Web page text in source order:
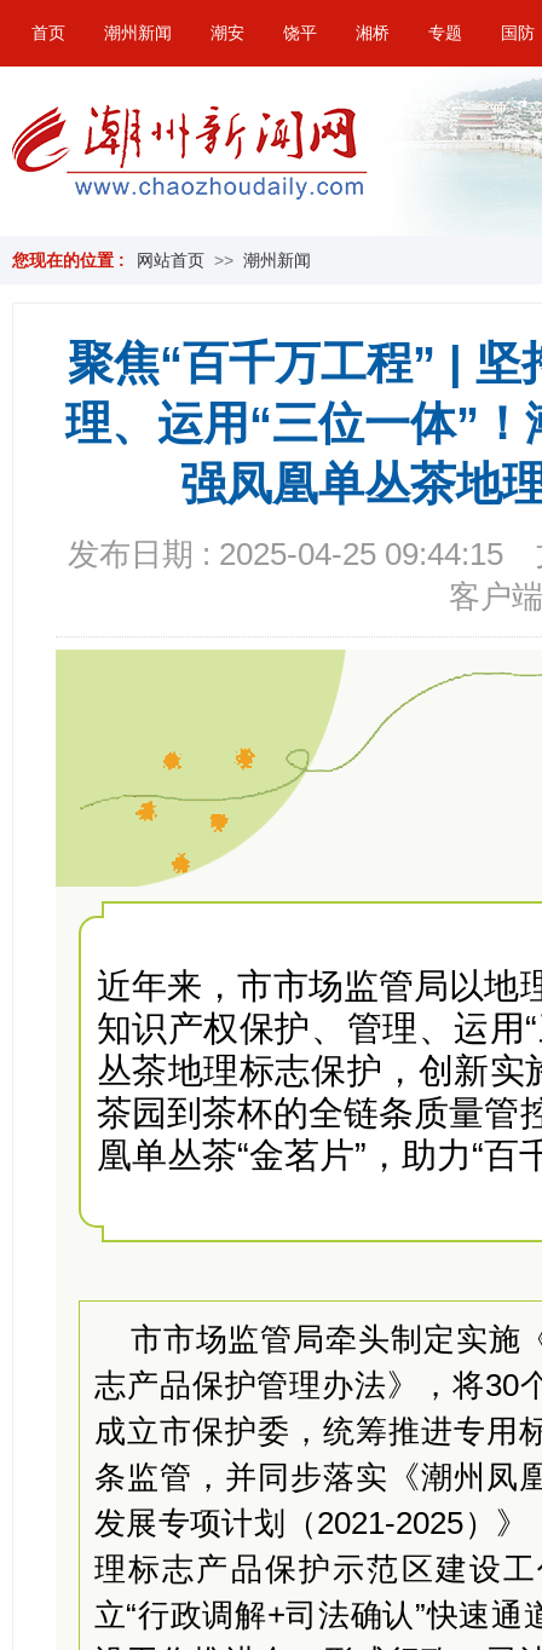
首页 潮州新闻 潮安 饶平 湘桥 专题 国防
您现在的位置 : 网站首页 >> 潮州新闻
聚焦“百千万工程” |
理、运用“三位一体”
强凤凰单丛茶地
发布日期 : 2025-04-25 09:44:15
客户端
近年来，市市场监管局以地
知识产权保护、管理、运用
丛茶地理标志保护，创新实
茶园到茶杯的全链条质量管
凰单丛茶“金茗片”，助力“百
市市场监管局牵头制定实施
志产品保护管理办法》，将30
成立市保护委，统筹推进专用
条监管，并同步落实《潮州凤
发展专项计划（2021-2025）
理标志产品保护示范区建设
立“行政调解+司法确认”快速